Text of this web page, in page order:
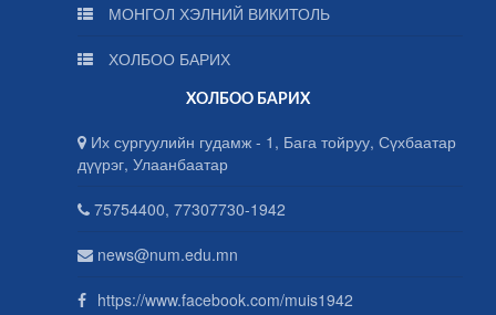
МОНГОЛ ХЭЛНИЙ ВИКИТОЛЬ
ХОЛБОО БАРИХ
ХОЛБОО БАРИХ
Их сургуулийн гудамж - 1, Бага тойруу, Сүхбаатар
дүүрэг, Улаанбаатар
75754400, 77307730-1942
news@num.edu.mn
https://www.facebook.com/muis1942